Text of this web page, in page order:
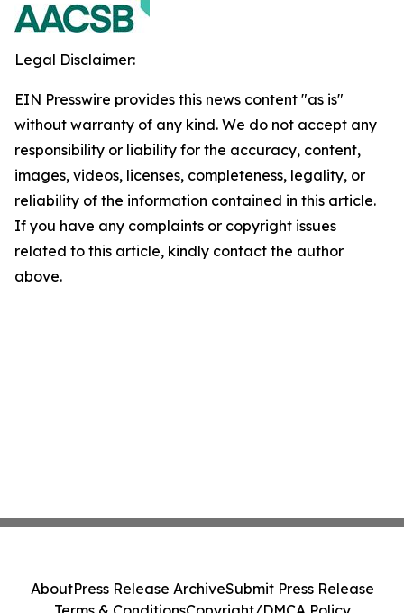
Legal Disclaimer:
EIN Presswire provides this news content "as is"
without warranty of any kind. We do not accept any
responsibility or liability for the accuracy, content,
images, videos, licenses, completeness, legality, or
reliability of the information contained in this article.
If you have any complaints or copyright issues
related to this article, kindly contact the author
above.
AboutPress Release ArchiveSubmit Press Release